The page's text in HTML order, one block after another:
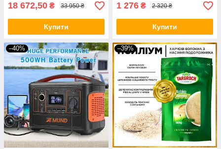
18 672,50 ₴ 33 950 ₴
Купити
1 276 ₴ 2 320 ₴
Купити
–40% –39%